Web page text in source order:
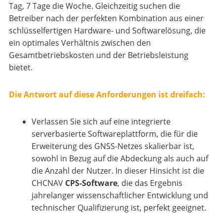
Tag, 7 Tage die Woche. Gleichzeitig suchen die
Betreiber nach der perfekten Kombination aus einer
schlüsselfertigen Hardware- und Softwarelösung, die
ein optimales Verhältnis zwischen den
Gesamtbetriebskosten und der Betriebsleistung
bietet.
Die Antwort auf diese Anforderungen ist dreifach:
Verlassen Sie sich auf eine integrierte
serverbasierte Softwareplattform, die für die
Erweiterung des GNSS-Netzes skalierbar ist,
sowohl in Bezug auf die Abdeckung als auch auf
die Anzahl der Nutzer. In dieser Hinsicht ist die
CHCNAV CPS-Software, die das Ergebnis
jahrelanger wissenschaftlicher Entwicklung und
technischer Qualifizierung ist, perfekt geeignet.